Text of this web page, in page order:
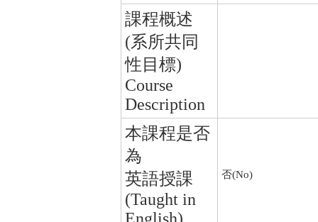
課程概述
(系所共同
性目標)
Course
Description
本課程是否
為
英語授課
(Taught in
否(No)